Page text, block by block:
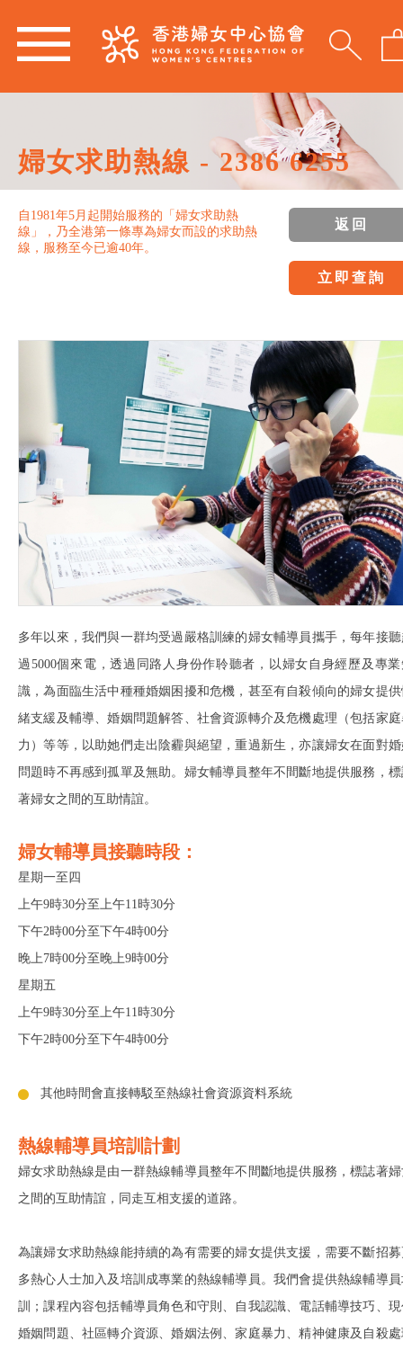
婦女求助熱線 - 2386 6255
自1981年5月起開始服務的「婦女求助熱
線」，乃全港第一條專為婦女而設的求助熱
線，服務至今已逾40年。
返回
立即查詢
多年以來，我們與一群均受過嚴格訓練的婦女輔導員攜手，每年接
過5000個來電，透過同路人身份作聆聽者，以婦女自身經歷及專業
識，為面臨生活中種種婚姻困擾和危機，甚至有自殺傾向的婦女提
緒支緩及輔導、婚姻問題解答、社會資源轉介及危機處理（包括家
力）等等，以助她們走出陰霾與絕望，重過新生，亦讓婦女在面對
問題時不再感到孤單及無助。婦女輔導員整年不間斷地提供服務，
著婦女之間的互助情誼。
婦女輔導員接聽時段：
星期一至四
上午9時30分至上午11時30分
下午2時00分至下午4時00分
晚上7時00分至晚上9時00分
星期五
上午9時30分至上午11時30分
下午2時00分至下午4時00分
其他時間會直接轉駁至熱線社會資源資料系統
熱線輔導員培訓計劃
婦女求助熱線是由一群熱線輔導員整年不間斷地提供服務，標誌著
之間的互助情誼，同走互相支援的道路。
為讓婦女求助熱線能持續的為有需要的婦女提供支援，需要不斷招
多熱心人士加入及培訓成專業的熱線輔導員。我們會提供熱線輔導
訓；課程內容包括輔導員角色和守則、自我認識、電話輔導技巧、
婚姻問題、社區轉介資源、婚姻法例、家庭暴力、精神健康及自殺